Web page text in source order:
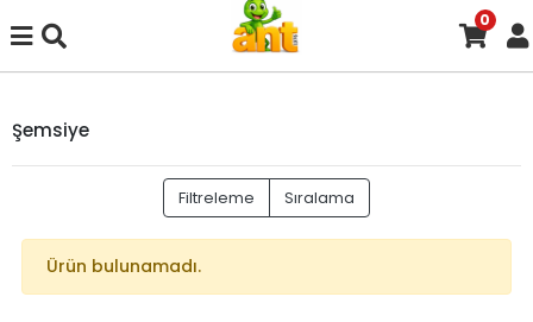
0
Şemsiye
Filtreleme Sıralama
Ürün bulunamadı.